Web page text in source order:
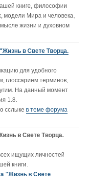
книге, философии
модели Мира и человека,
жизни и духовном
в Свете Творца.
для удобного
глоссарием терминов,
На данный момент
1.8.
сслыке в теме форума
в Свете Творца.
ищущих личностей
книги.
"Жизнь в Свете